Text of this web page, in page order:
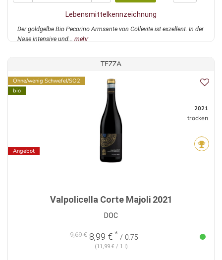
Lebensmittelkennzeichnung
Der goldgelbe Bio Pecorino Armsante von Collevite ist exzellent. In der
Nase intensive und... mehr
TEZZA
Ohne/wenig Schwefel/SO2
bio
Angebot
2021
trocken
Valpolicella Corte Majoli 2021
DOC
9,69 €8,99 € * / 0.75l
(11,99 € / 1 l)